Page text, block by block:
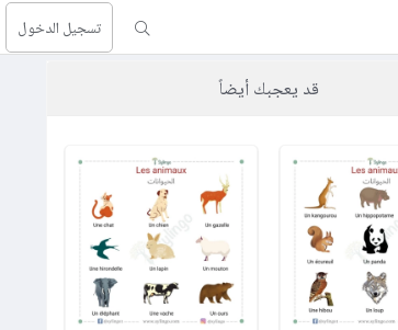
تسجيل الدخول
قد يعجبك أيضاً